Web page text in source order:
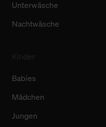
Unterwäsche
Nachtwäsche
Babies
Mädchen
Jungen